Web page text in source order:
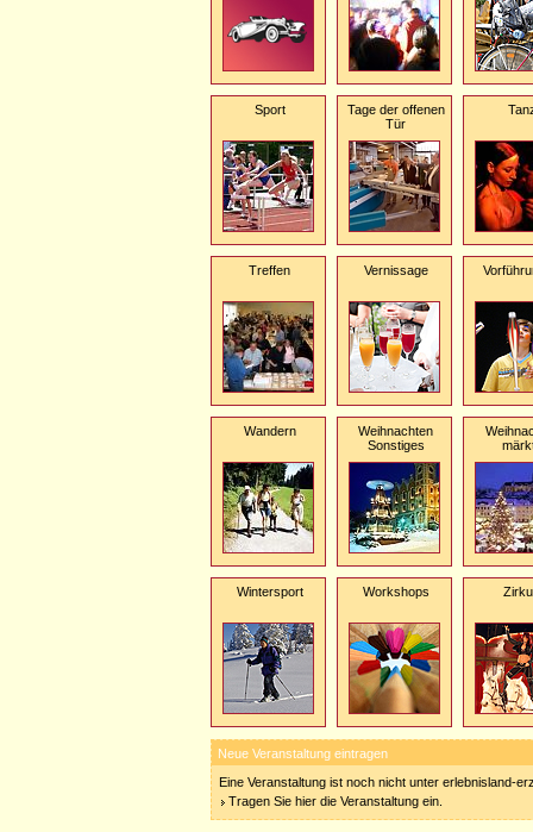
Sport
Tage der offenen
Tür
Treffen Vernissage
Wandern
Weihnachten
Sonstiges
Wintersport Workshops
Neue Veranstaltung eintragen
Eine Veranstaltung ist noch nicht unter erlebnisland-
Tragen Sie hier die Veranstaltung ein.